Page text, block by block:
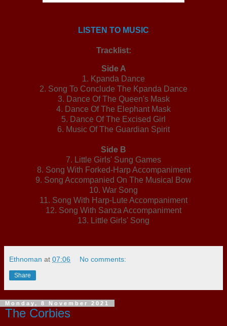
LISTEN TO MUSIC
Tracklist:
Side A
1. Kpanda Dance
2. Song To Conclude The Kpanda Dance
3. Dance Of The Queen's Mask
4. Dance Of The Elephant Mask
5. Dance Of The Excised Girl
6. Music Of The Guardian Spirit
Side B
7. Little Girls' Sung Games
8. Song With Forked-Harp Accompaniment
9. Song Accompanied On The Musical Bow
10. War Song
11. Song With Harp-Lute Accompaniment
12. Song With Sanza Accompaniment
13. Little Girls' Song
Ethnoman at 07:06 No comments:
Share
Monday, 8 November 2021
The Corbies